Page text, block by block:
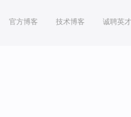
官方博客 技术博客 诚聘英才